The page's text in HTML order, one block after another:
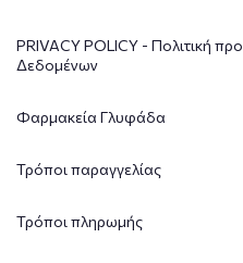
PRIVACY POLICY - Πολιτική
Δεδομένων
Φαρμακεία Γλυφάδα
Τρόποι παραγγελίας
Τρόποι πληρωμής